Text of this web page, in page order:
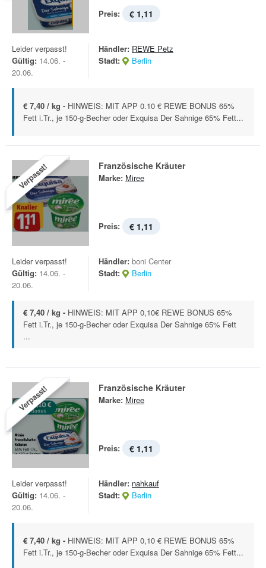
Preis: € 1,11
Leider verpasst!
Gültig: 14.06. -
20.06.
Händler: REWE Petz
Stadt:
Berlin
€ 7,40 / kg - HINWEIS: MIT APP 0.10 € REWE BONUS 65%
Fett i.Tr., je 150-g-Becher oder Exquisa Der Sahnige 65% Fett...
Verpasst! Französische Kräuter
Marke: Miree
Preis: € 1,11
Leider verpasst!
Gültig: 14.06. -
20.06.
Händler: boni Center
Stadt:
Berlin
€ 7,40 / kg - HINWEIS: MIT APP 0,10€ REWE BONUS 65%
Fett i.Tr., je 150-g-Becher oder Exquisa Der Sahnige 65% Fett
...
Verpasst! Französische Kräuter
Marke: Miree
Preis: € 1,11
Leider verpasst!
Gültig: 14.06. -
20.06.
Händler: nahkauf
Stadt:
Berlin
€ 7,40 / kg - HINWEIS: MIT APP 0,10 € REWE BONUS 65%
Fett i.Tr., je 150-g-Becher oder Exquisa Der Sahnige 65% Fett...